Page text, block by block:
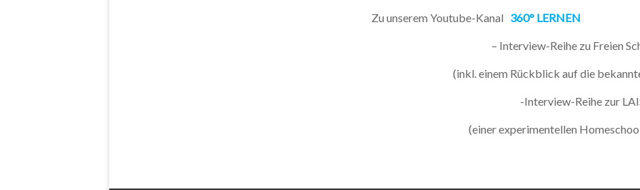
Zu unserem Youtube-Kanal 360° LERNEN
– Interview-Reihe zu Freien
(inkl. einem Rückblick auf die
-Interview-Reihe zur
(einer experimentellen